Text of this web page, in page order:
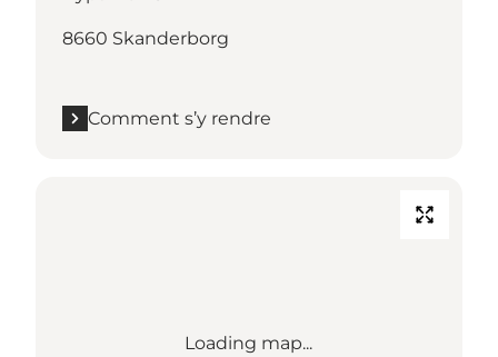
8660 Skanderborg
Comment s’y rendre
Loading map...